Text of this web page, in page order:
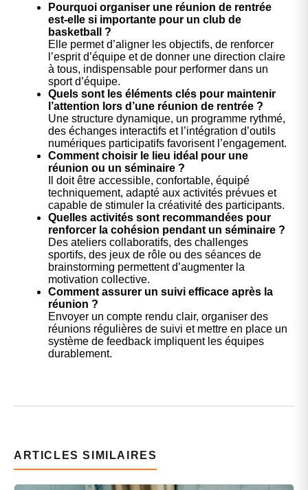
Pourquoi organiser une réunion de rentrée
est-elle si importante pour un club de
basketball ?
Elle permet d’aligner les objectifs, de renforcer
l’esprit d’équipe et de donner une direction claire
à tous, indispensable pour performer dans un
sport d’équipe.
Quels sont les éléments clés pour maintenir
l’attention lors d’une réunion de rentrée ?
Une structure dynamique, un programme rythmé,
des échanges interactifs et l’intégration d’outils
numériques participatifs favorisent l’engagement.
Comment choisir le lieu idéal pour une
réunion ou un séminaire ?
Il doit être accessible, confortable, équipé
techniquement, adapté aux activités prévues et
capable de stimuler la créativité des participants.
Quelles activités sont recommandées pour
renforcer la cohésion pendant un séminaire ?
Des ateliers collaboratifs, des challenges
sportifs, des jeux de rôle ou des séances de
brainstorming permettent d’augmenter la
motivation collective.
Comment assurer un suivi efficace après la
réunion ?
Envoyer un compte rendu clair, organiser des
réunions régulières de suivi et mettre en place un
système de feedback impliquent les équipes
durablement.
ARTICLES SIMILAIRES